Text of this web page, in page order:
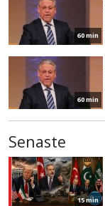
60 min
60 min
Senaste
15 min